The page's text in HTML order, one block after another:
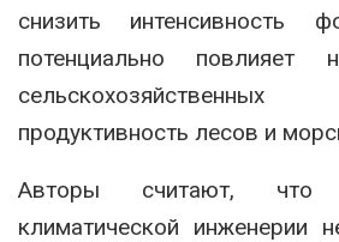
снизить интенсивность
потенциально повлияет
продуктивность лесов и
Авторы считают, что
климатической инженерии